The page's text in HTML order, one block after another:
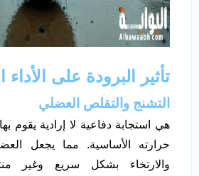
تأثير البرودة على
التشنج والتقلص العضلي
هي استجابة دفاعية لا إرادية يقوم
حرارته الأساسية. مما يجعل
والارتخاء بشكل سريع وغير